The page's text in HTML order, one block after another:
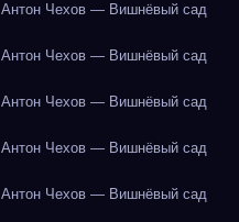
Антон Чехов — Вишнёвый сад
Антон Чехов — Вишнёвый сад
Антон Чехов — Вишнёвый сад
Антон Чехов — Вишнёвый сад
Антон Чехов — Вишнёвый сад